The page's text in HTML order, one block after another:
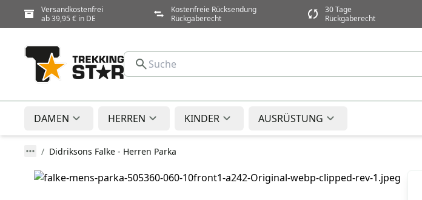
Versandkostenfrei
ab 39,95 € in DE
Kostenfreie Rücksendung
Rückgaberecht
30 Tage
Rückgaberecht
DAMEN HERREN KINDER AUSRÜSTUNG
Didriksons Falke - Herren Parka